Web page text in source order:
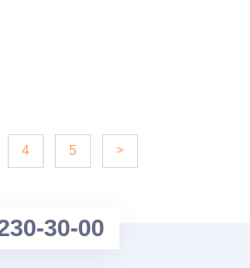
4 5 >
30-00